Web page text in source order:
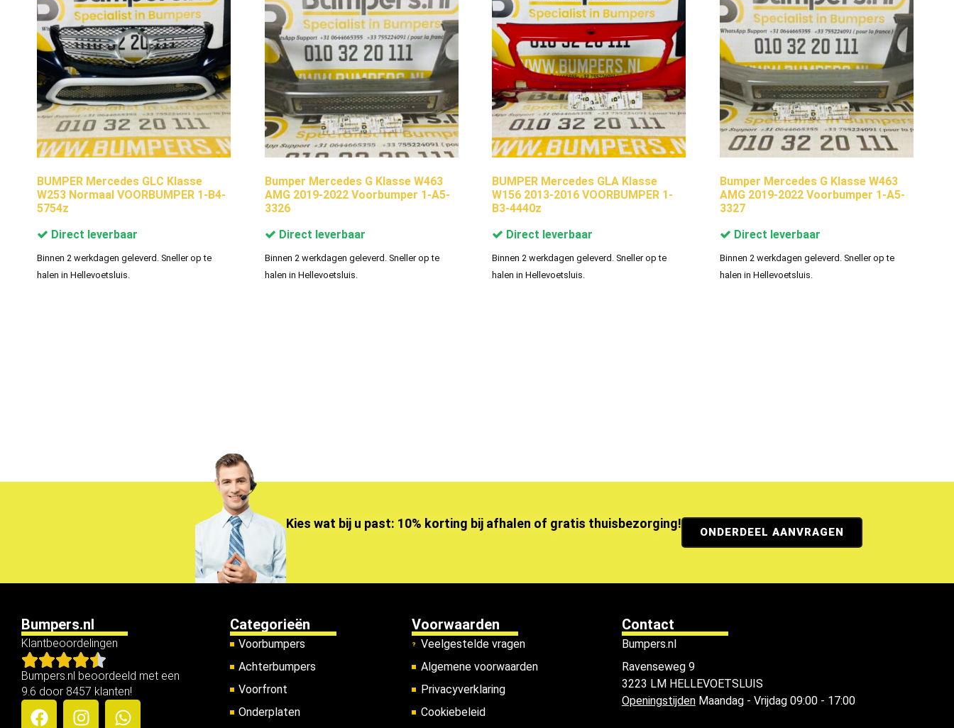
BUMPER Mercedes GLC Klasse
W253 Normaal VOORBUMPER 1-B4-
5754z
Direct leverbaar
Binnen 2 werkdagen geleverd. Sneller op te
halen in Hellevoetsluis.
Bumper Mercedes G Klasse W463
AMG 2019-2022 Voorbumper 1-A5-
3326
Direct leverbaar
Binnen 2 werkdagen geleverd. Sneller op te
halen in Hellevoetsluis.
BUMPER Mercedes GLA Klasse
W156 2013-2016 VOORBUMPER 1-
B3-4440z
Direct leverbaar
Binnen 2 werkdagen geleverd. Sneller op te
halen in Hellevoetsluis.
Bumper Mercedes G Klasse W463
AMG 2019-2022 Voorbumper 1-A5-
3327
Direct leverbaar
Binnen 2 werkdagen geleverd. Sneller op te
halen in Hellevoetsluis.
Kies wat bij u past: 10% korting bij afhalen of gratis thuisbezorging!
ONDERDEEL AANVRAGEN
Bumpers.nl
Klantbeoordelingen
Bumpers.nl beoordeeld met een
9.6 door 8457 klanten!
Categorieën
Voorbumpers
Achterbumpers
Voorfront
Onderplaten
Voorwaarden
Veelgestelde vragen
Algemene voorwaarden
Privacyverklaring
Cookiebeleid
Contact
Bumpers.nl
Ravenseweg 9
3223 LM HELLEVOETSLUIS
OpeningstijdenMaandag - Vrijdag 09:00 - 17:00